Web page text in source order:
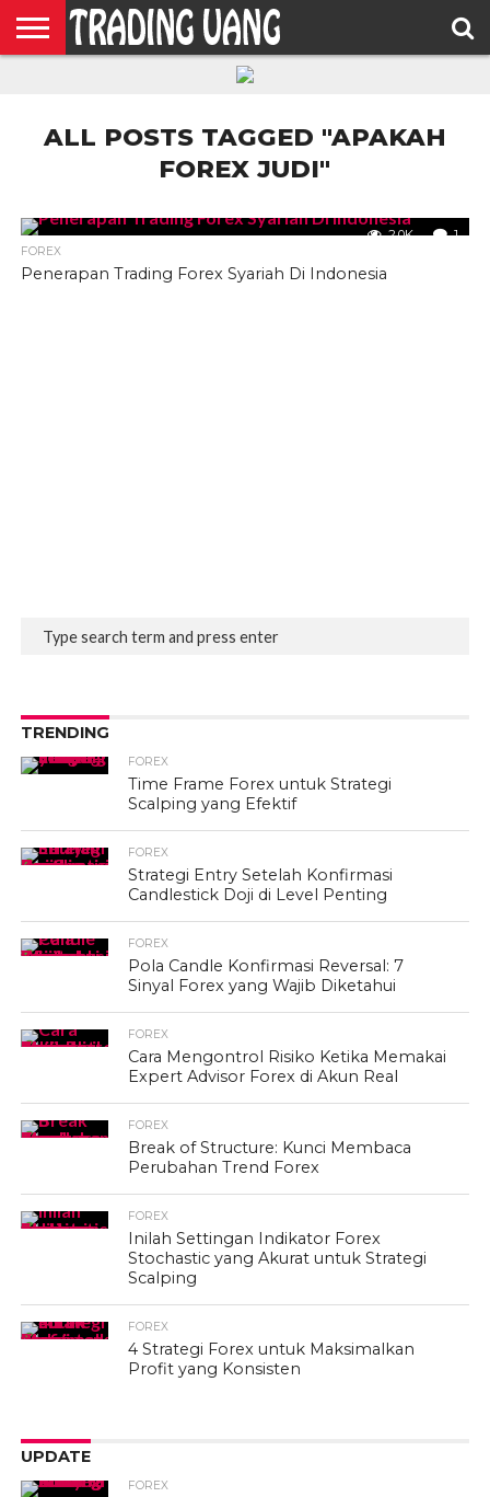
ALL POSTS TAGGED "APAKAH
FOREX JUDI"
2.0K 1
FOREX
Penerapan Trading Forex Syariah Di Indonesia
TRENDING
FOREX
Time Frame Forex untuk Strategi
Scalping yang Efektif
FOREX
Strategi Entry Setelah Konfirmasi
Candlestick Doji di Level Penting
FOREX
Pola Candle Konfirmasi Reversal: 7
Sinyal Forex yang Wajib Diketahui
FOREX
Cara Mengontrol Risiko Ketika Memakai
Expert Advisor Forex di Akun Real
FOREX
Break of Structure: Kunci Membaca
Perubahan Trend Forex
FOREX
Inilah Settingan Indikator Forex
Stochastic yang Akurat untuk Strategi
Scalping
FOREX
4 Strategi Forex untuk Maksimalkan
Profit yang Konsisten
UPDATE
FOREX